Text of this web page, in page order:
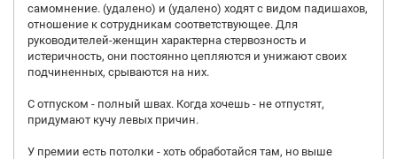
самомнение. (удалено) и (удалено) ходят с видом падишахов,
отношение к сотрудникам соответствующее. Для
руководителей-женщин характерна стервозность и
истеричность, они постоянно цепляются и унижают своих
подчиненных, срываются на них.
С отпуском - полный швах. Когда хочешь - не отпустят,
придумают кучу левых причин.
У премии есть потолки - хоть обработайся там, но выше